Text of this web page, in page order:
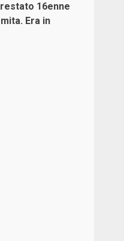
16enne
Era in